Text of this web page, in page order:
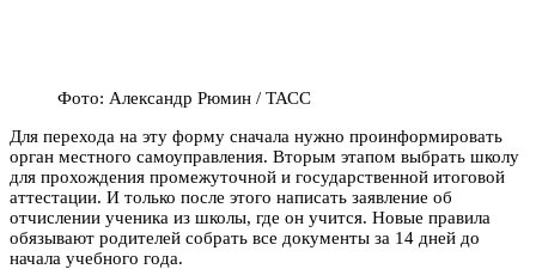
Фото: Александр Рюмин / ТАСС
Для перехода на эту форму сначала нужно проинформировать
орган местного самоуправления. Вторым этапом выбрать школу
для прохождения промежуточной и государственной итоговой
аттестации. И только после этого написать заявление об
отчислении ученика из школы, где он учится. Новые правила
обязывают родителей собрать все документы за 14 дней до
начала учебного года.